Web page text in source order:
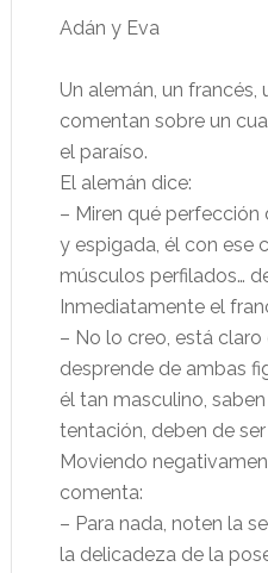
Adán y Eva
Un alemán, un francés,
comentan sobre un
el paraíso.
El alemán dice:
– Miren qué
y espigada, él con ese
músculos perfilados…
Inmediatamente el
– No lo creo, está
desprende de ambas
él tan masculino,
tentación, deben de
Moviendo
comenta:
– Para nada, noten la
la delicadeza de la